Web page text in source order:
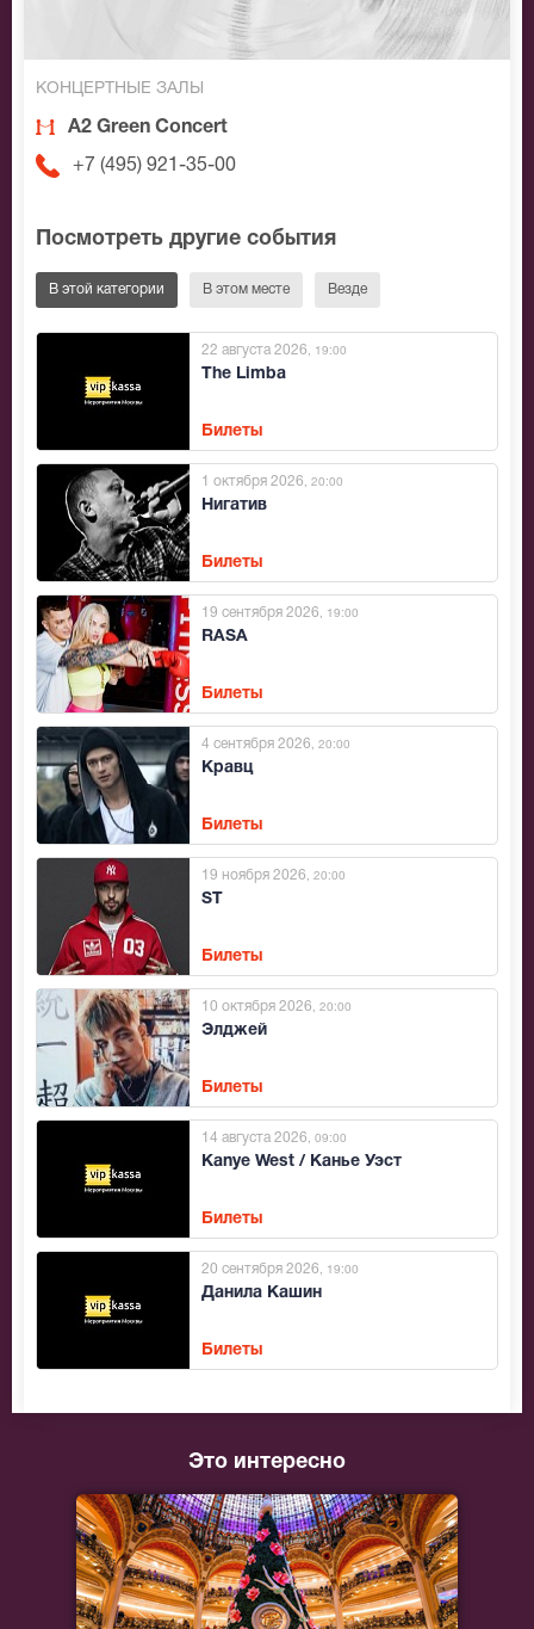
КОНЦЕРТНЫЕ ЗАЛЫ
A2 Green Concert
+7 (495) 921-35-00
Посмотреть другие события
В этой категории В этом месте Везде
The Limba
22 августа 2026 , 19:00
Билеты
Нигатив
1 октября 2026 , 20:00
Билеты
RASA
19 сентября 2026 , 19:00
Билеты
Кравц
4 сентября 2026 , 20:00
Билеты
ST
19 ноября 2026 , 20:00
Билеты
Элджей
10 октября 2026 , 20:00
Билеты
Kanye West / Канье Уэст
14 августа 2026 , 09:00
Билеты
Данила Кашин
20 сентября 2026 , 19:00
Билеты
Это интересно